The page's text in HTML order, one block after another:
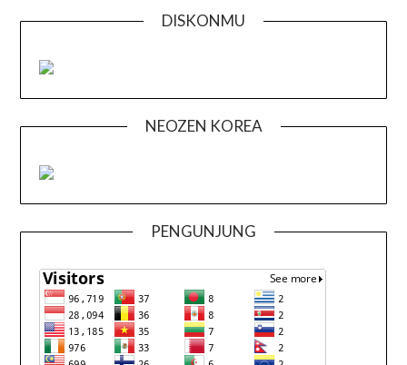
DISKONMU
NEOZEN KOREA
PENGUNJUNG